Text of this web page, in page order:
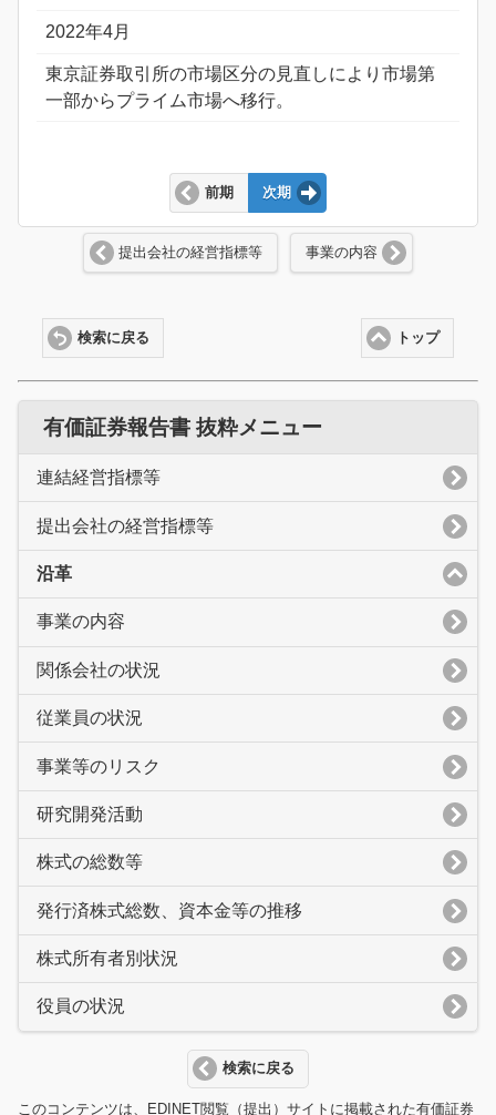
2022年4月
東京証券取引所の市場区分の見直しにより市場第
一部からプライム市場へ移行。
前期 次期
提出会社の経営指標等 事業の内容
トップ
検索に戻る
有価証券報告書 抜粋メニュー
連結経営指標等
提出会社の経営指標等
沿革
事業の内容
関係会社の状況
従業員の状況
事業等のリスク
研究開発活動
株式の総数等
発行済株式総数、資本金等の推移
株式所有者別状況
役員の状況
検索に戻る
このコンテンツは、EDINET閲覧（提出）サイトに掲載された有価証券